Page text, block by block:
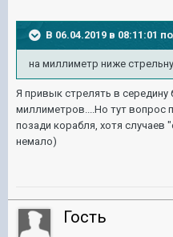
В 06.04.2019 в 08:11:01
на миллиметр ниже
Я привык стрелять в середину
миллиметров....Но тут вопрос
позади корабля, хотя
немало)
Гость